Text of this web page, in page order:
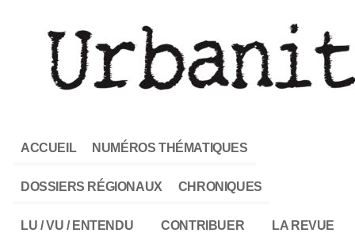
ACCUEIL NUMÉROS THÉMATIQUES
DOSSIERS RÉGIONAUX CHRONIQUES
LU / VU / ENTENDU CONTRIBUER LA REVUE